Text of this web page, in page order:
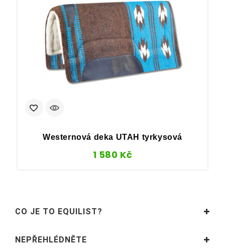
Westernová deka UTAH tyrkysová
1 580 Kč
CO JE TO EQUILIST?
NEPŘEHLÉDNĚTE